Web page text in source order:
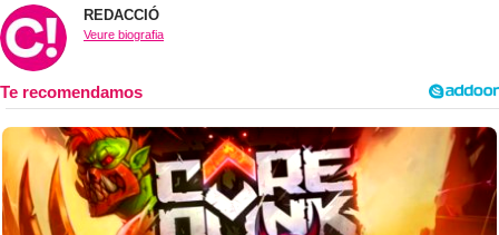
REDACCIÓ
Veure biografia